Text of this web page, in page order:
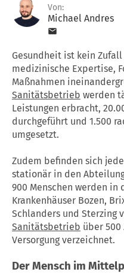
Von:
Michael Andres
Gesundheit ist kein
medizinische Expertise,
Maßnahmen
Sanitätsbetrieb werden
Leistungen erbracht,
durchgeführt und 1.500
umgesetzt.
Zudem befinden sich
stationär in den
900 Menschen werden in
Krankenhäuser Bozen,
Schlanders und Sterzing
Sanitätsbetrieb über 500
Versorgung verzeichnet.
Der Mensch im